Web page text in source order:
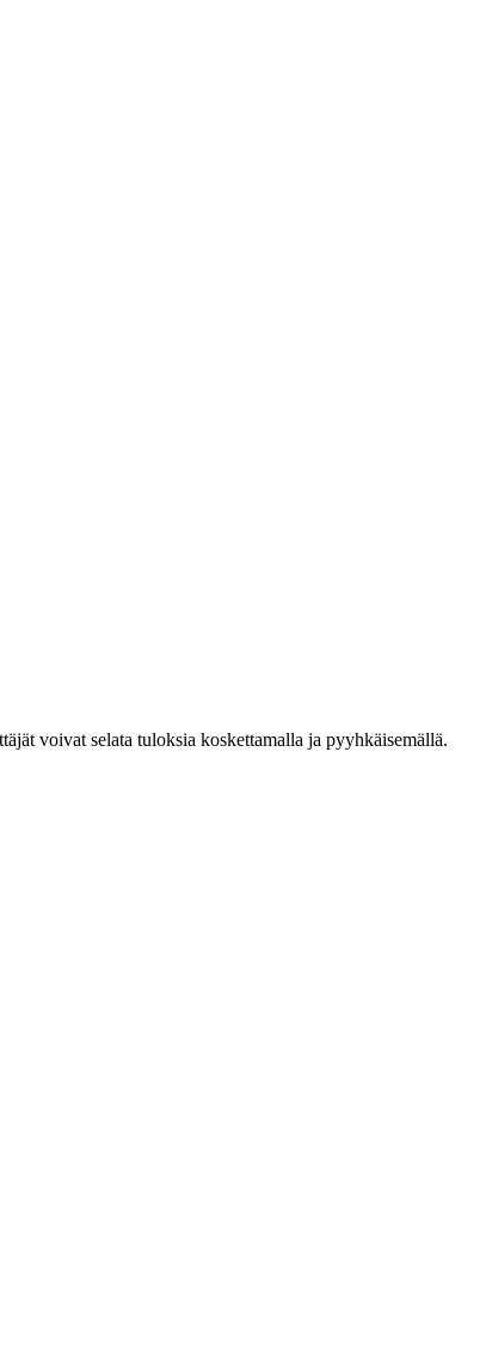
voivat selata tuloksia koskettamalla ja pyyhkäisemällä.